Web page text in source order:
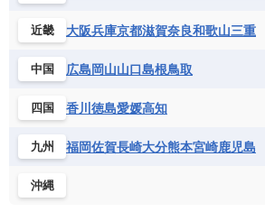
近畿 大阪兵庫京都滋賀奈良和歌山三重
中国 広島岡山山口島根鳥取
四国 香川 徳島愛媛高知
九州 福岡佐賀長崎大分熊本宮崎鹿児島
沖縄